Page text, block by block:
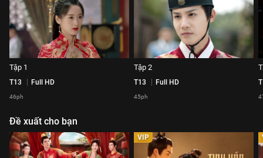
Tập 1
T13 Full HD
46ph
Tập 2
T13 Full HD
45ph
Đề xuất cho bạn
VIP